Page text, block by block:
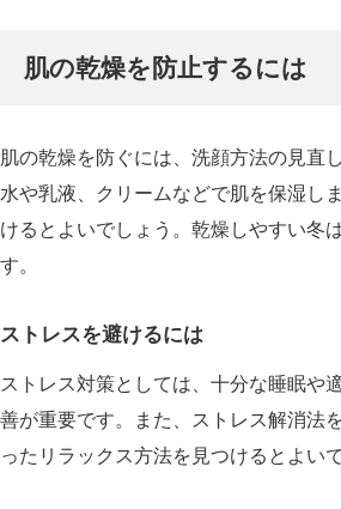
肌の乾燥を防止するには
肌の乾燥を防ぐには、洗顔方法の見直
水や乳液、クリームなどで肌を保湿し
けるとよいでしょう。乾燥しやすい冬
す。
ストレスを避けるには
ストレス対策としては、十分な睡眠や
善が重要です。また、ストレス解消法
ったリラックス方法を見つけるとよいで